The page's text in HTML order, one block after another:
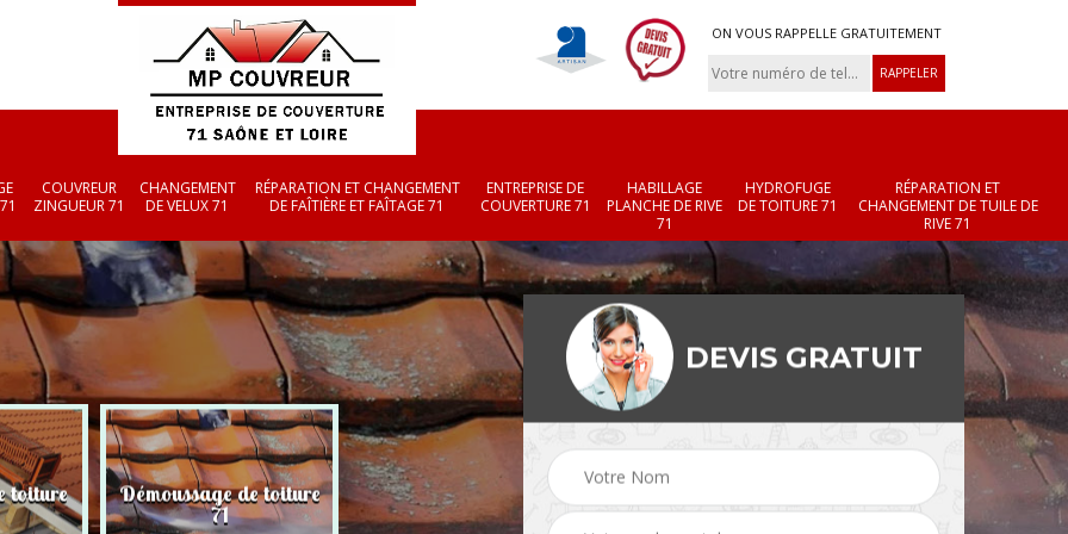
ON VOUS RAPPELLE GRATUITEMENT
COUVREUR
ZINGUEUR 71
CHANGEMENT
DE VELUX 71
RÉPARATION ET CHANGEMENT
DE FAÎTIÈRE ET FAÎTAGE 71
ENTREPRISE DE
COUVERTURE 71
HABILLAGE
PLANCHE DE RIVE
71
HYDROFUGE
DE TOITURE 71
RÉPARATION ET
CHANGEMENT DE TUILE DE
RIVE 71
toiture Démoussage de toiture
71 Couvreur zingueur 71 Changement de velux
71
Réparation et
changement de
et faîtage 71
DEVIS GRATUIT